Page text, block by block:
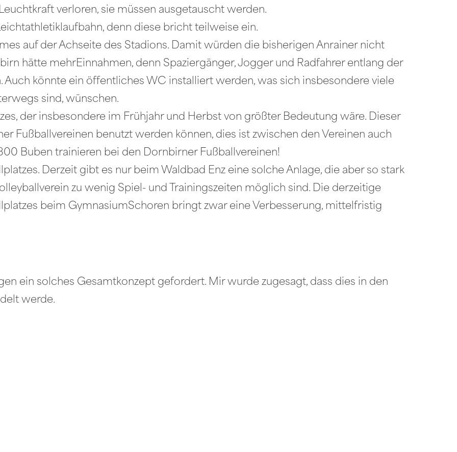
verloren, sie müssen ausgetauscht werden.
denn diese bricht teilweise ein.
auf der Achseite des Stadions. Damit würden die bisherigen Anrainer nicht
hätte mehrEinnahmen, denn Spaziergänger, Jogger und Radfahrer entlang der
Auch könnte ein öffentliches WC installiert werden, was sich insbesondere viele
sind, wünschen.
der insbesondere im Frühjahr und Herbst von größter Bedeutung wäre. Dieser
Fußballvereinen benutzt werden können, dies ist zwischen den Vereinen auch
Buben trainieren bei den Dornbirner Fußballvereinen!
Derzeit gibt es nur beim Waldbad Enz eine solche Anlage, die aber so stark
zu wenig Spiel- und Trainingszeiten möglich sind. Die derzeitige
beim GymnasiumSchoren bringt zwar eine Verbesserung, mittelfristig
ein solches Gesamtkonzept gefordert. Mir wurde zugesagt, dass dies in den
werde.